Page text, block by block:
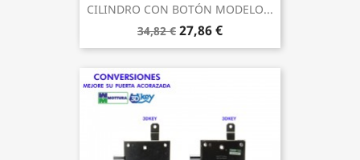
CILINDRO CON BOTÓN MODELO...
34,82 € 27,86 €